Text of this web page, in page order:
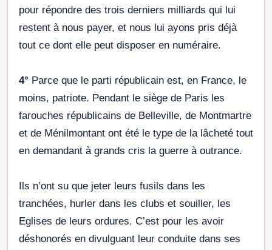
pour répondre des trois derniers milliards qui lui
restent à nous payer, et nous lui ayons pris déjà
tout ce dont elle peut disposer en numéraire.
4° Parce que le parti républicain est, en France, le
moins, patriote. Pendant le siège de Paris les
farouches républicains de Belleville, de Montmartre
et de Ménilmontant ont été le type de la lâcheté tout
en demandant à grands cris la guerre à outrance.
Ils n’ont su que jeter leurs fusils dans les
tranchées, hurler dans les clubs et souiller, les
Eglises de leurs ordures. C’est pour les avoir
déshonorés en divulguant leur conduite dans ses